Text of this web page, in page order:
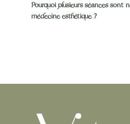
Pourquoi plusieurs séances sont
médecine esthétique ?